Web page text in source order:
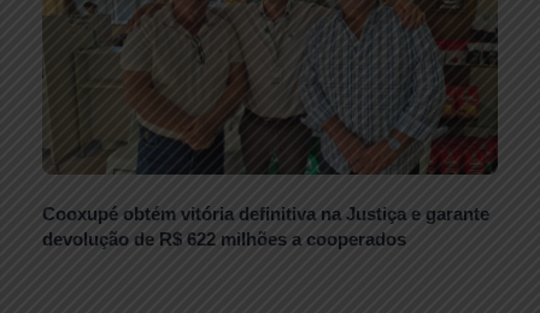
Cooxupé obtém vitória definitiva na Justiça e garante
devolução de R$ 622 milhões a cooperados